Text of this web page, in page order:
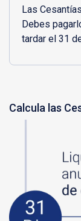
Las
Debes
tardar el 31
Calcula las